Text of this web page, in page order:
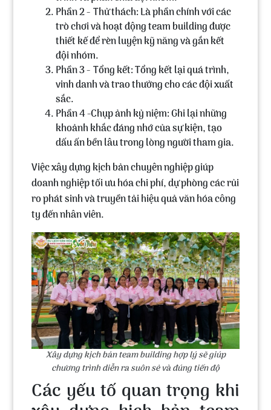
Phần 2 - Thử thách:Là phần chính với các
trò chơi và hoạt động team building được
thiết kế để rèn luyện kỹ năng và gắn kết
đội nhóm.
Phần 3 - Tổng kết:Tổng kết lại quá trình,
vinh danh và trao thưởng cho các đội xuất
sắc.
Phần 4 -Chụp ảnh kỷ niệm:Ghi lại những
khoảnh khắc đáng nhớ của sự kiện, tạo
dấu ấn bền lâu trong lòng người tham gia.
Việc xây dựng kịch bản chuyên nghiệp giúp
doanh nghiệp tối ưu hóa chi phí, dự phòng các rủi
ro phát sinh và truyền tải hiệu quả văn hóa công
ty đến nhân viên.
Xây dựng kịch bản team building hợp lý sẽ giúp
chương trình diễn ra suôn sẻ và đúng tiến độ
Các yếu tố quan trọng khi